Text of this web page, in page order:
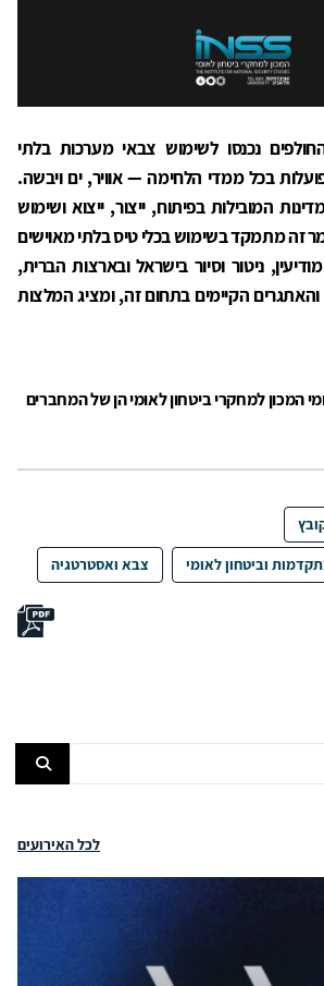
נכנסו לשימוש צבאי מערכות בלתי
בכל ממדי הלחימה — אוויר, ים ויבשה.
המובילות בפיתוח, ייצור, ייצוא ושימוש
זה מתמקד בשימוש בכלי טיס בלתי מאוישים
ניטור וסיור בישראל ובארצות הברית,
הקיימים בתחום זה, ומציג המלצות
המכון למחקרי ביטחון לאומי הן של המחברים
וביטחון לאומי צבא ואסטרטגיה
לכל האירועים